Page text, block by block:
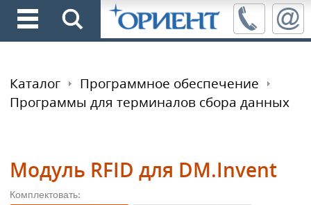
Каталог
Программное обеспечение
Программы для терминалов сбора данных
Модуль RFID для DM.Invent
Комплектовать: